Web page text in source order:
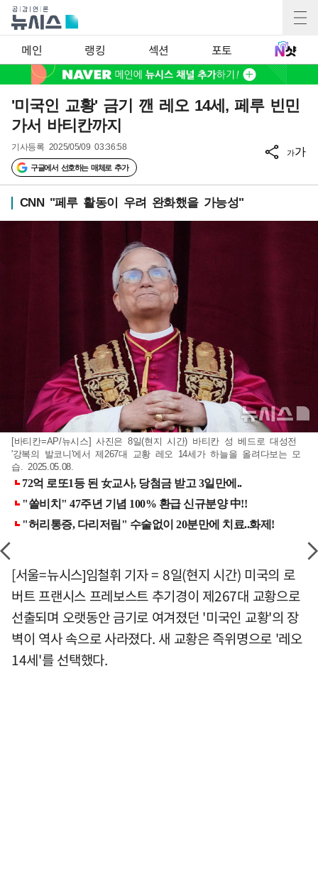
메인 랭킹 섹션 포토
'미국인 교황' 금기 깬 레오 14세, 페루 빈민
가서 바티칸까지
기사등록 2025/05/09 03:36:58
구글에서 선호하는 매체로 추가
가가
CNN "페루 활동이 우려 완화했을 가능성"
[바티칸=AP/뉴시스] 사진은 8일(현지 시간) 바티칸 성 베드로 대성전
'강복의 발코니'에서 제267대 교황 레오 14세가 하늘을 올려다보는 모
습. 2025.05.08.
[서울=뉴시스]임철휘 기자 = 8일(현지 시간) 미국의 로
버트 프랜시스 프레보스트 추기경이 제267대 교황으로
선출되며 오랫동안 금기로 여겨졌던 '미국인 교황'의 장
벽이 역사 속으로 사라졌다. 새 교황은 즉위명으로 '레오
14세'를 선택했다.